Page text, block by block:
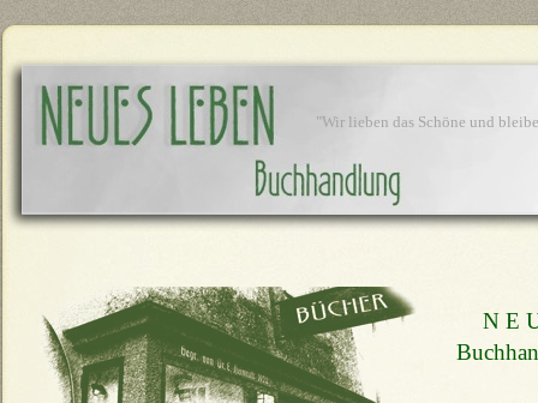
"Wir lieben das Schöne und
N E